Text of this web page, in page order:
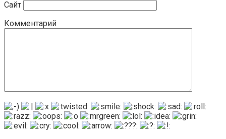
Сайт
Комментарий